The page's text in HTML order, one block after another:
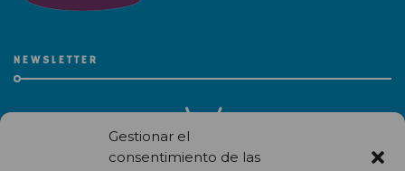
Gestionar el
consentimiento de las
NEWSLETTER